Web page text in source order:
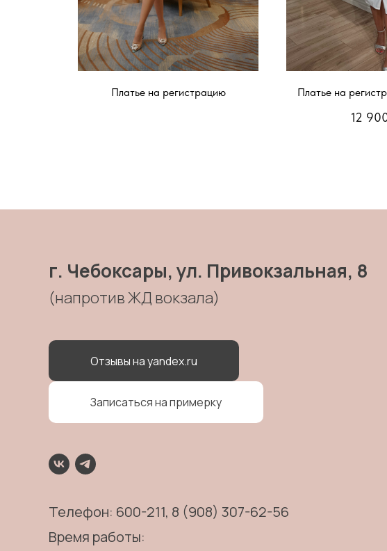
Платье на регистрацию Платье на
12
г. Чебоксары, ул. Привокзальная, 8
(напротив ЖД вокзала)
Отзывы на yandex.ru
Записаться на примерку
Телефон: 600-211, 8 (908) 307-62-56
Время работы: